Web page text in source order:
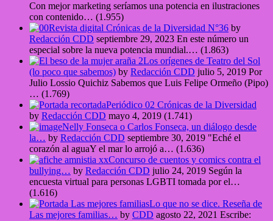
Con mejor marketing seríamos una potencia en ilustraciones
con contenido… (1.955)
Revista digital Crónicas de la Diversidad N°36 by
Redacción CDD septiembre 29, 2023 En este número un
especial sobre la nueva potencia mundial.… (1.863)
Los orígenes de Teatro del Sol
(lo poco que sabemos) by Redacción CDD julio 5, 2019 Por
Julio Lossio Quichiz Sabemos que Luis Felipe Ormeño (Pipo)
… (1.769)
Periódico 02 Crónicas de la Diversidad
by Redacción CDD mayo 4, 2019 (1.741)
Nelly Fonseca o Carlos Fonseca, un diálogo desde
la… by Redacción CDD septiembre 30, 2019 "Eché el
corazón al aguaY el mar lo arrojó a… (1.636)
Concurso de cuentos y comics contra el
bullying… by Redacción CDD julio 24, 2019 Según la
encuesta virtual para personas LGBTI tomada por el…
(1.616)
Lo que no se dice. Reseña de
Las mejores familias… by CDD agosto 22, 2021 Escribe: